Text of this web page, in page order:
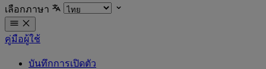
เลือกภาษา
คู่มือผู้ใช้
บันทึกการเปิดตัว